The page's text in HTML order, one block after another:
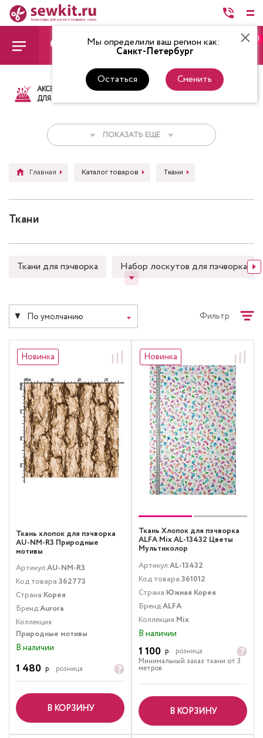
Мы определили ваш регион как:
Санкт-Петербург
Остаться Сменить
0
АКСЕССУАРЫ
ДЛЯ ШИТЬЯ
ТКАНИ НИТКИ
ПОКАЗАТЬ ЕЩЕ
Главная Каталог товаров Ткани
Ткани
Ткани для пэчворка Набор лоскутов для пэчворка
По умолчанию Фильтр
Новинка
Ткань хлопок для пэчворка
AU-NM-R3 Природные
мотивы
Артикул:AU-NM-R3
Код товара:362773
Страна:Корея
Бренд:Aurora
Коллекция:
Природные мотивы
В наличии
1 480 р. розница
В КОРЗИНУ
Новинка
Ткань Хлопок для пэчворка
ALFA Mix AL-13432 Цветы
Мультиколор
Артикул:AL-13432
Код товара:361012
Страна:Южная Корея
Бренд:ALFA
Коллекция:Mix
В наличии
1 100 р.
розница
Минимальный заказ ткани от 3
метров
В КОРЗИНУ